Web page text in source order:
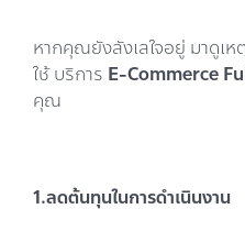
หากคุณยังลังเลใจอยู่ มาดูเ
ใช้ บริการ E-Commerce
คุณ
1.ลดต้นทุนในการดำเนินงาน